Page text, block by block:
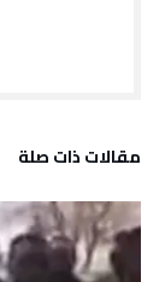
‫مقالات ذات صلة‬